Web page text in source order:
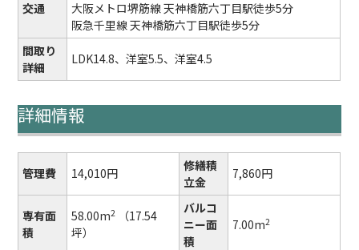
交通
大阪メトロ堺筋線 天神橋筋六丁目駅徒歩5分
阪急千里線 天神橋筋六丁目駅徒歩5分
間取り
詳細
LDK14.8、洋室5.5、洋室4.5
詳細情報
管理費 14,010円
修繕積
立金
7,860円
専有面
積
58.00m2
（17.54
坪）
バルコ
ニー面
積
7.00m2